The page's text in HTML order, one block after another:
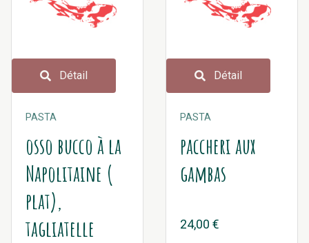
Détail
PASTA
osso bucco à la
Napolitaine (
plat),
tagliatelle
Détail
PASTA
paccheri aux
gambas
24,00 €